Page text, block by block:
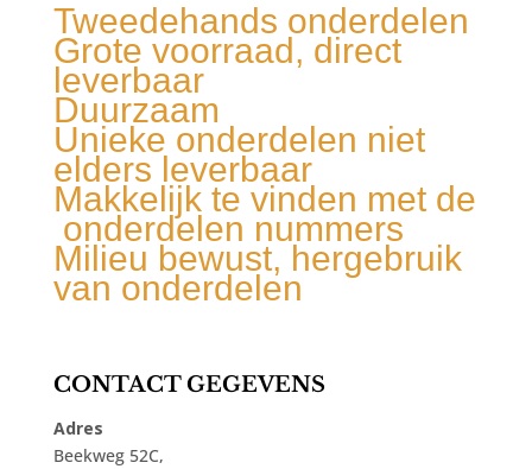
Tweedehands onderdelen
Grote voorraad, direct
leverbaar
Duurzaam
Unieke onderdelen niet
elders leverbaar
Makkelijk te vinden met de
onderdelen nummers
Milieu bewust, hergebruik
van onderdelen
CONTACT GEGEVENS
Adres
Beekweg 52C,